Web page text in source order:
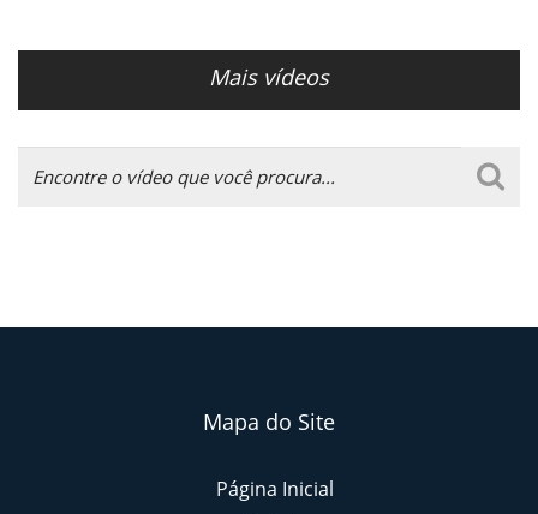
Mais vídeos
Mapa do Site
Página Inicial